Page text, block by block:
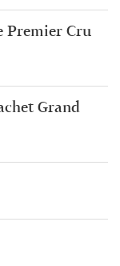
Premier Cru
Grand